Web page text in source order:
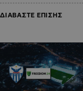
ΔΙΑΒΑΣΤΕ ΕΠΙΣΗΣ